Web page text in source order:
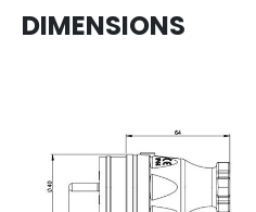
DIMENSIONS